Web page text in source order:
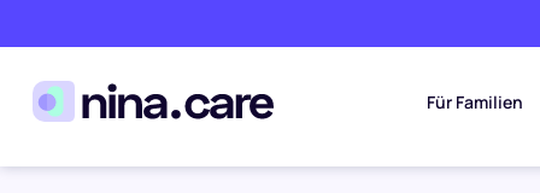
Für Familien